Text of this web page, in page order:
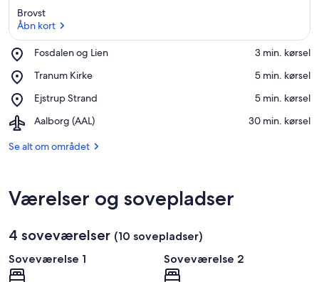
Brovst
Åbn kort
Fosdalen og Lien
Place,
og
‪3 min. kørsel‬
Tranum Kirke
Place,
Kirke
‪5 min. kørsel‬
Ejstrup Strand
Place,
Strand
‪5 min. kørsel‬
Aalborg (AAL)
Airport,
(AAL)
‪30 min. kørsel‬
Se alt om området
Værelser og sovepladser
4 soveværelser (10 sovepladser)
Soveværelse 1
Soveværelse 2